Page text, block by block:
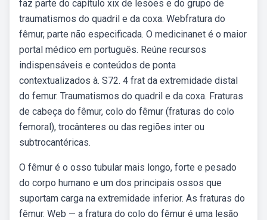
faz parte do capítulo xix de lesões e do grupo de
traumatismos do quadril e da coxa. Webfratura do
fêmur, parte não especificada. O medicinanet é o maior
portal médico em português. Reúne recursos
indispensáveis e conteúdos de ponta
contextualizados à. S72. 4 frat da extremidade distal
do femur. Traumatismos do quadril e da coxa. Fraturas
de cabeça do fêmur, colo do fêmur (fraturas do colo
femoral), trocânteres ou das regiões inter ou
subtrocantéricas.
O fêmur é o osso tubular mais longo, forte e pesado
do corpo humano e um dos principais ossos que
suportam carga na extremidade inferior. As fraturas do
fêmur. Web — a fratura do colo do fêmur é uma lesão